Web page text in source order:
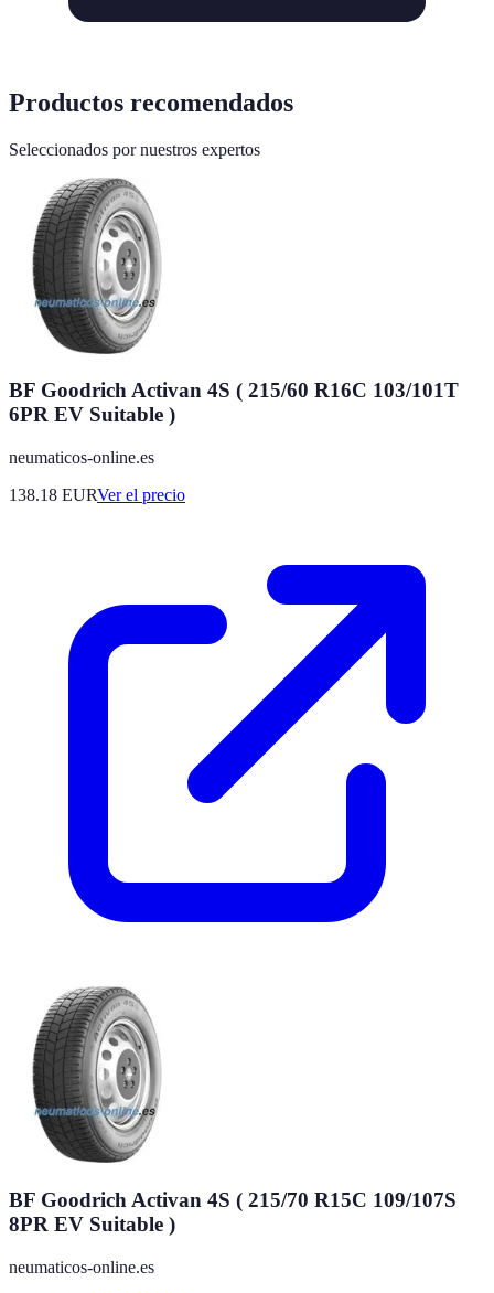
Productos recomendados
Seleccionados por nuestros expertos
BF Goodrich Activan 4S ( 215/60 R16C 103/101T
6PR EV Suitable )
neumaticos-online.es
138.18 EURVer el precio
BF Goodrich Activan 4S ( 215/70 R15C 109/107S
8PR EV Suitable )
neumaticos-online.es